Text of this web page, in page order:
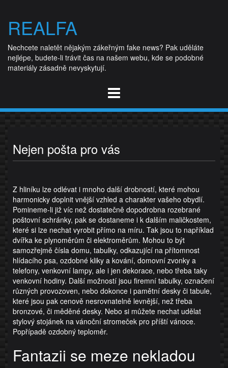
content
REALFA
Nechcete naletět nějakým zákeřným fake news? Pak uděláte
nejlépe, budete-li trávit čas na našem webu, kde se podobné
materiály zásadně nevyskytují.
Nejen pošta pro vás
Z hliníku lze odlévat i mnoho další drobností, které mohou
harmonicky doplnit vnější vzhled a charakter vašeho obydlí.
Pomineme-li již víc než dostatečně dopodrobna rozebrané
poštovní schránky, pak se dostaneme i k dalším maličkostem,
které si lze nechat vyrobit přímo na míru. Tak jsou to například
dvířka ke plynoměrům či elektroměrům. Mohou to být
samozřejmě čísla domu, tabulky, odkazující na přítomnost
hlídacího psa, ozdobné kliky a kování, domovní zvonky a
telefony, venkovní lampy, ale i jen dekorace, nebo třeba taky
venkovní hodiny. Další možností jsou firemní tabulky, označení
různých provozoven, nebo dokonce i pamětní desky či tabule,
které jsou pak cenově nesrovnatelně levnější, než třeba
bronzové, či měděné desky. Nebo si můžete nechat udělat
stylový stojánek na vánoční stromeček pro příští vánoce.
Popřípadě ozdobný teploměr.
Fantazii se meze nekladou